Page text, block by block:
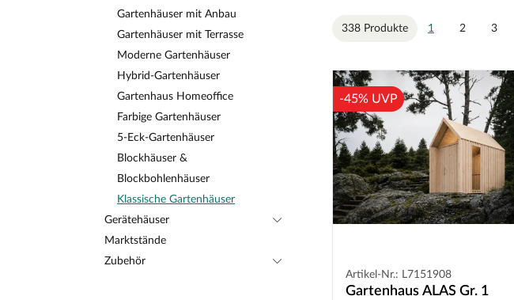
Gartenhäuser mit Anbau
Gartenhäuser mit Terrasse
Moderne Gartenhäuser
Hybrid-Gartenhäuser
Gartenhaus Homeoffice
Farbige Gartenhäuser
5-Eck-Gartenhäuser
Blockhäuser &
Blockbohlenhäuser
Klassische Gartenhäuser
Gerätehäuser
Marktstände
Zubehör
338 Produkte 1 2 3
-45% UVP
Artikel-Nr.: L7151908
Gartenhaus ALAS Gr. 1